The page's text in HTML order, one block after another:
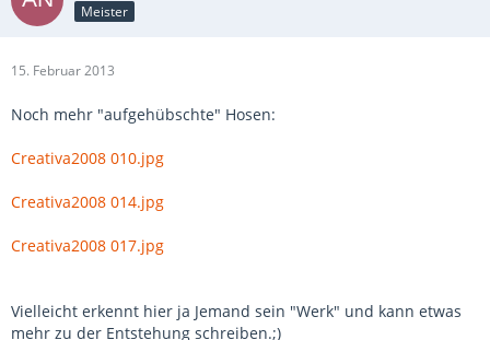
Meister
15. Februar 2013
Noch mehr "aufgehübschte" Hosen:
Creativa2008 010.jpg
Creativa2008 014.jpg
Creativa2008 017.jpg
Vielleicht erkennt hier ja Jemand sein "Werk" und kann etwas
mehr zu der Entstehung schreiben.;)